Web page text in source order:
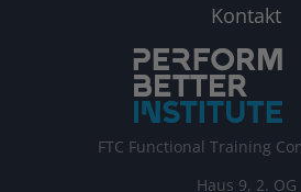
Kontakt
FTC Functional Training
Haus 9, 2. OG